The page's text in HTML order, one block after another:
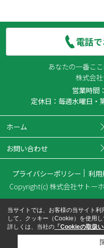
電話
あなたの一番こ
株式会
営業時間
定休日：毎週水曜日・
ホーム
お問い合わせ
プライバシーポリシー 利用
Copyright(c) 株式会社サトー
当サイトでは、お客様の当サイト
して、クッキー（Cookie）を使用し
詳しくは、当社の 「Cookieの取扱